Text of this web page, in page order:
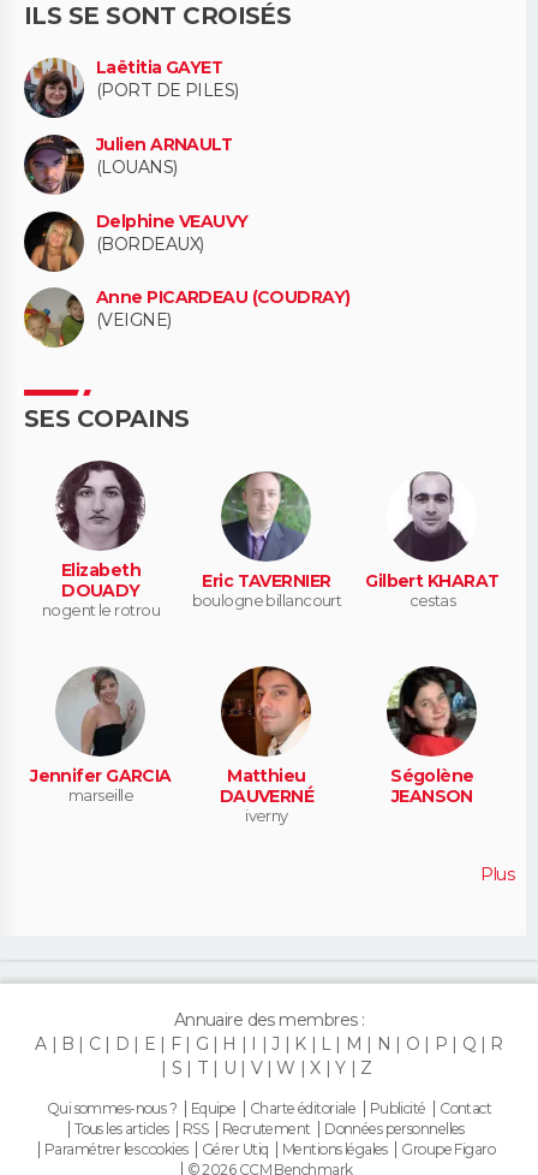
ILS SE SONT CROISÉS
Laëtitia GAYET
(PORT DE PILES)
Julien ARNAULT
(LOUANS)
Delphine VEAUVY
(BORDEAUX)
Anne PICARDEAU (COUDRAY)
(VEIGNE)
SES COPAINS
Elizabeth
DOUADY
nogent le rotrou
Eric TAVERNIER
boulogne billancourt
Gilbert KHARAT
cestas
Jennifer GARCIA
marseille
Matthieu
DAUVERNÉ
iverny
Ségolène
JEANSON
Plus
Annuaire des membres :
A
B C D E F G H I J K L M N O P Q
R
S
T U V W X Y Z
Qui sommes-nous ? Equipe Charte éditoriale Publicité
Contact
Tous les articles
RSS Recrutement
Données personnelles
Paramétrer les cookies
Gérer Utiq Mentions légales
Groupe Figaro
© 2026 CCM Benchmark